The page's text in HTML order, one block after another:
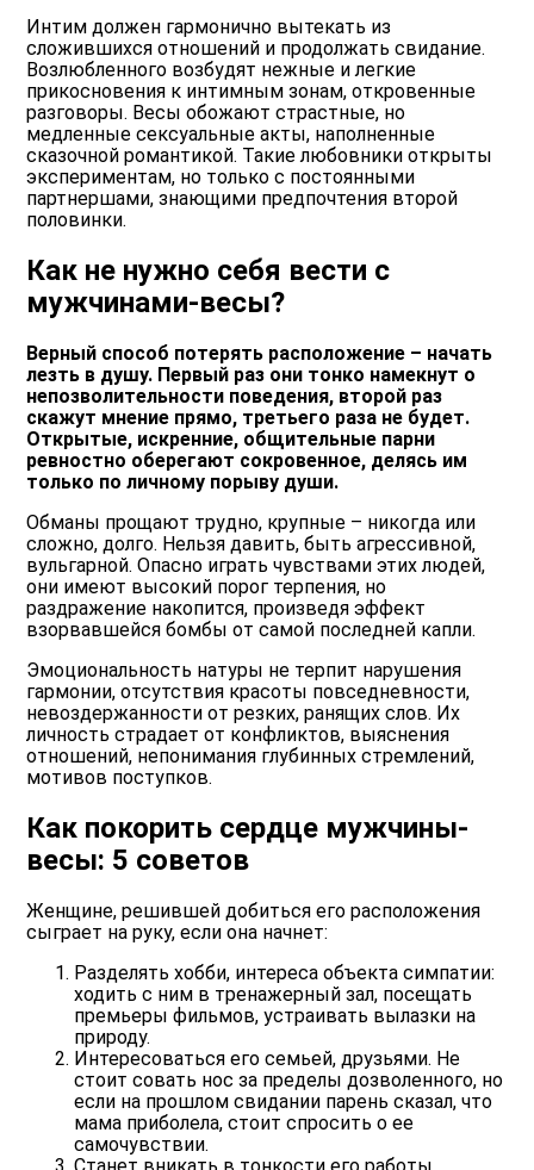
Интим должен гармонично вытекать из
сложившихся отношений и продолжать свидание.
Возлюбленного возбудят нежные и легкие
прикосновения к интимным зонам, откровенные
разговоры. Весы обожают страстные, но
медленные сексуальные акты, наполненные
сказочной романтикой. Такие любовники открыты
экспериментам, но только с постоянными
партнершами, знающими предпочтения второй
половинки.
Как не нужно себя вести с
мужчинами-весы?
Верный способ потерять расположение – начать
лезть в душу. Первый раз они тонко намекнут о
непозволительности поведения, второй раз
скажут мнение прямо, третьего раза не будет.
Открытые, искренние, общительные парни
ревностно оберегают сокровенное, делясь им
только по личному порыву души.
Обманы прощают трудно, крупные – никогда или
сложно, долго. Нельзя давить, быть агрессивной,
вульгарной. Опасно играть чувствами этих людей,
они имеют высокий порог терпения, но
раздражение накопится, произведя эффект
взорвавшейся бомбы от самой последней капли.
Эмоциональность натуры не терпит нарушения
гармонии, отсутствия красоты повседневности,
невоздержанности от резких, ранящих слов. Их
личность страдает от конфликтов, выяснения
отношений, непонимания глубинных стремлений,
мотивов поступков.
Как покорить сердце мужчины-
весы: 5 советов
Женщине, решившей добиться его расположения
сыграет на руку, если она начнет:
Разделять хобби, интереса объекта симпатии:
ходить с ним в тренажерный зал, посещать
премьеры фильмов, устраивать вылазки на
природу.
Интересоваться его семьей, друзьями. Не
стоит совать нос за пределы дозволенного, но
если на прошлом свидании парень сказал, что
мама приболела, стоит спросить о ее
самочувствии.